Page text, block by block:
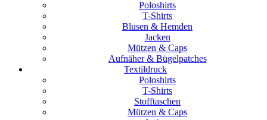
Poloshirts
T-Shirts
Blusen & Hemden
Jacken
Mützen & Caps
Aufnäher & Bügelpatches
Textildruck
Poloshirts
T-Shirts
Stofftaschen
Mützen & Caps